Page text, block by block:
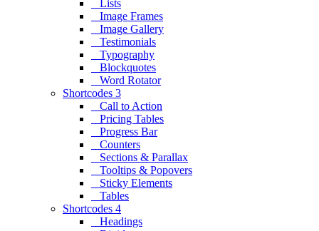
Lists
Image Frames
Image Gallery
Testimonials
Typography
Blockquotes
Word Rotator
Shortcodes 3
Call to Action
Pricing Tables
Progress Bar
Counters
Sections & Parallax
Tooltips & Popovers
Sticky Elements
Tables
Shortcodes 4
Headings